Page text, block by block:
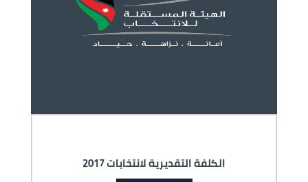
الكلفة التقديرية لانتخابات 2017